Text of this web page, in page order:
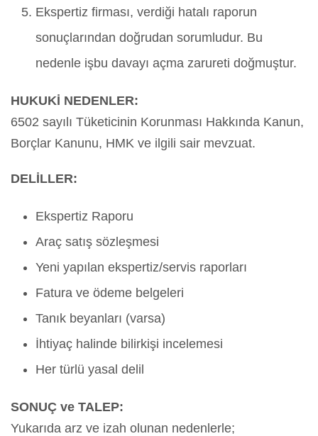
Ekspertiz firması, verdiği hatalı raporun
sonuçlarından doğrudan sorumludur. Bu
nedenle işbu davayı açma zarureti doğmuştur.
HUKUKİ NEDENLER:
6502 sayılı Tüketicinin Korunması Hakkında Kanun,
Borçlar Kanunu, HMK ve ilgili sair mevzuat.
DELİLLER:
Ekspertiz Raporu
Araç satış sözleşmesi
Yeni yapılan ekspertiz/servis raporları
Fatura ve ödeme belgeleri
Tanık beyanları (varsa)
İhtiyaç halinde bilirkişi incelemesi
Her türlü yasal delil
SONUÇ ve TALEP:
Yukarıda arz ve izah olunan nedenlerle;